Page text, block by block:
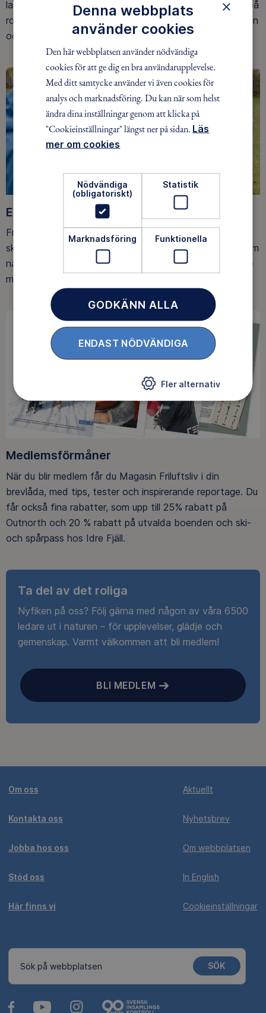
landet. Våra ideella ledare guidar barn, unga och vuxna på
roliga och trygga äventyr i skogen, på vattnet, snön, isen
och på fjället.
Ett friluftsliv för alla
Friluftsfrämjandet arbetar för att så många som möjligt
ska upptäcka den rörelseglädje och de hälsoeffekter som
naturen ger. Som medlem bidrar du också till vårt arbete
med att skydda allemansrätten.
Medlemsförmåner
När du blir medlem får du Magasin Friluftsliv i din
brevlåda, med tips, tester och inspirerande reportage. Du
får också fina rabatter, som upp till 25% rabatt på
Outnorth och 20 % rabatt på utvalda boenden och ski-
och spårpass hos Idre Fjäll.
Ta del av det roliga
Nyfiken på oss? Följ gärna med någon av våra 6500
ledare ut i naturen – för upplevelser, glädje och
gemenskap. Varmt välkommen att bli medlem!
BLI MEDLEM
Om oss
Kontakta oss
Jobba hos oss
Stöd oss
Här finns vi
Aktuellt
Nyhetsbrev
Om webbplatsen
In English
Cookieinställningar
Sök på webbplatsen SÖK
×
Denna webbplats
använder cookies
Den här webbplatsen använder nödvändiga
cookies för att ge dig en bra användarupplevelse.
Med ditt samtycke använder vi även cookies för
analys och marknadsföring. Du kan när som helst
ändra dina inställningar genom att klicka på
"Cookieinställningar" längst ner på sidan. Läs
mer om cookies
Nödvändiga
(obligatoriskt)
Statistik
Marknadsföring Funktionella
GODKÄNN ALLA
ENDAST NÖDVÄNDIGA
Fler alternativ